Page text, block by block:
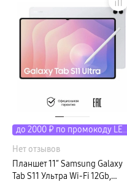
до 2000 ₽ по промокоду LETO
Нет отзывов
Планшет 11″ Samsung Galaxy
Tab S11 Ультра Wi-Fi 12Gb,